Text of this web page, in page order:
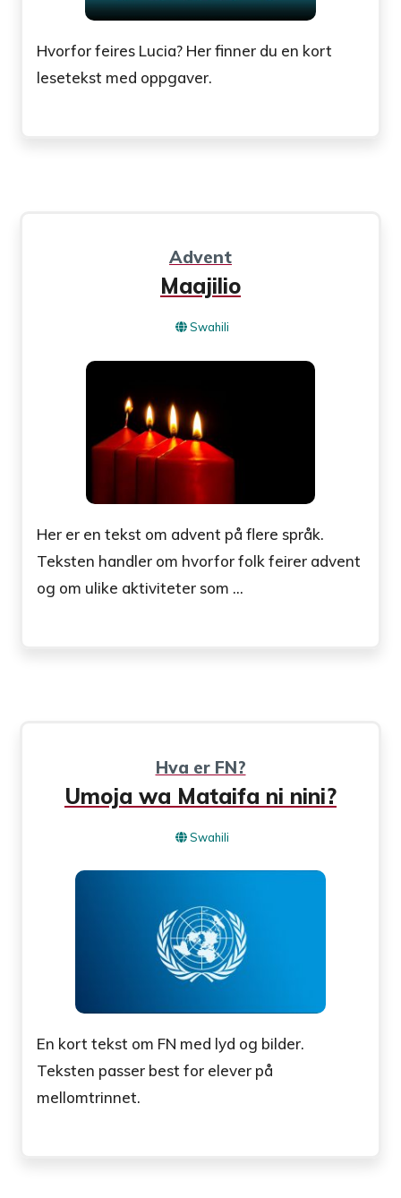
Hvorfor feires Lucia? Her finner du en kort
lesetekst med oppgaver.
Advent
Maajilio
Swahili
Her er en tekst om advent på flere språk.
Teksten handler om hvorfor folk feirer advent
og om ulike aktiviteter som ...
Hva er FN?
Umoja wa Mataifa ni nini?
Swahili
En kort tekst om FN med lyd og bilder.
Teksten passer best for elever på
mellomtrinnet.